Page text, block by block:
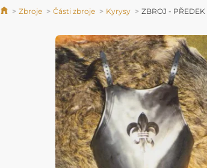
Zbroje Části zbroje Kyrysy ZBROJ - PŘEDEK